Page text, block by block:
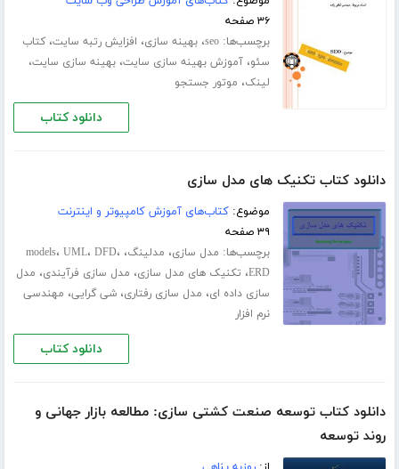
۳۶ صفحه
برچسب‌ها:seo،بهینه سازی، افزایش رتبه سایت،کتاب
سئو،آموزش بهینه سازی سایت،بهینه سازی سایت،
لینک، موتور جستجو
دانلود کتاب
دانلود کتاب تکنیک های مدل سازی
موضوع:کتاب‌های آموزش کامپیوتر و اینترنت
۳۹ صفحه
برچسب‌ها: مدل سازی، مدلینگ، models، UML، DFD،
ERD، تکنیک های مدل سازی، مدل سازی فرآیندی، مدل
سازی داده ای، مدل سازی رفتاری،شی گرایی، مهندسی
نرم افزار
دانلود کتاب
دانلود کتاب توسعه صنعت کشتی سازی: مطالعه بازار جهانی و
روند توسعه